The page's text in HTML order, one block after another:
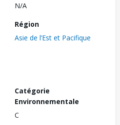
N/A
Région
Asie de l’Est et Pacifique
Catégorie
Environnementale
C